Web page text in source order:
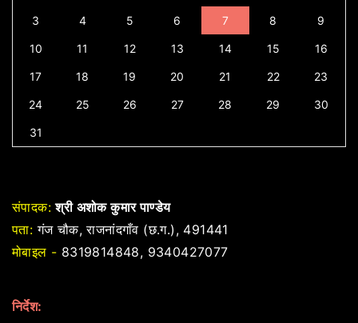
3 4 5 6 7 8 9
10 11 12 13 14 15 16
17 18 19 20 21 22 23
24 25 26 27 28 29 30
31
संपादक: श्री अशोक कुमार पाण्डेय
पता: गंज चौक, राजनांदगाँव (छ.ग.), 491441
मोबाइल - 8319814848, 9340427077
निर्देश: